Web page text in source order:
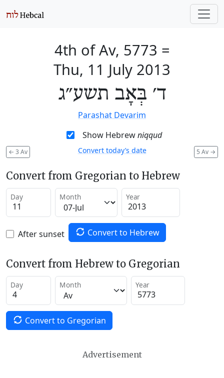
4th of Av, 5773 =
Thu, 11 July 2013
ד׳ בְּאָב תשע״ג
Parashat Devarim
Show Hebrewniqqud
← 3 Av 5 Av →
Convert today’s date
Convert from Gregorian to Hebrew
Day Month Year
After sunset Convert to Hebrew
Convert from Hebrew to Gregorian
Day Month Year
Convert to Gregorian
Advertisement